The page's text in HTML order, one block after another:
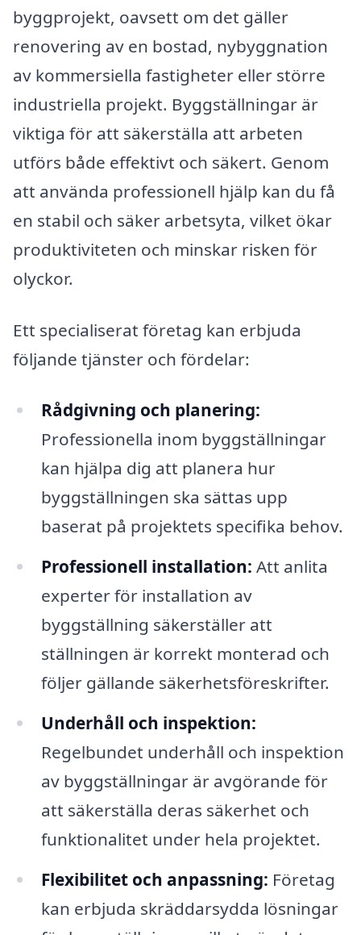
byggprojekt, oavsett om det gäller
renovering av en bostad, nybyggnation
av kommersiella fastigheter eller större
industriella projekt. Byggställningar är
viktiga för att säkerställa att arbeten
utförs både effektivt och säkert. Genom
att använda professionell hjälp kan du få
en stabil och säker arbetsyta, vilket ökar
produktiviteten och minskar risken för
olyckor.
Ett specialiserat företag kan erbjuda
följande tjänster och fördelar:
Rådgivning och planering:
Professionella inom byggställningar
kan hjälpa dig att planera hur
byggställningen ska sättas upp
baserat på projektets specifika behov.
Professionell installation: Att anlita
experter för installation av
byggställning säkerställer att
ställningen är korrekt monterad och
följer gällande säkerhetsföreskrifter.
Underhåll och inspektion:
Regelbundet underhåll och inspektion
av byggställningar är avgörande för
att säkerställa deras säkerhet och
funktionalitet under hela projektet.
Flexibilitet och anpassning: Företag
kan erbjuda skräddarsydda lösningar